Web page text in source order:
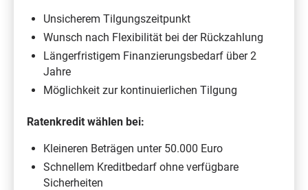
Unsicherem Tilgungszeitpunkt
Wunsch nach Flexibilität bei der Rückzahlung
Längerfristigem Finanzierungsbedarf über 2
Jahre
Möglichkeit zur kontinuierlichen Tilgung
Ratenkredit wählen bei:
Kleineren Beträgen unter 50.000 Euro
Schnellem Kreditbedarf ohne verfügbare
Sicherheiten